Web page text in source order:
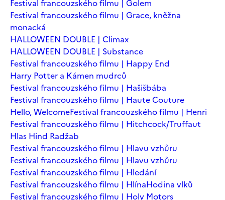
Festival francouzského filmu | Golem
Festival francouzského filmu | Grace, kněžna
monacká
HALLOWEEN DOUBLE | Climax
HALLOWEEN DOUBLE | Substance
Festival francouzského filmu | Happy End
Harry Potter a Kámen mudrců
Festival francouzského filmu | Hašišbába
Festival francouzského filmu | Haute Couture
Hello, WelcomeFestival francouzského filmu | Henri
Festival francouzského filmu | Hitchcock/Truffaut
Hlas Hind Radžab
Festival francouzského filmu | Hlavu vzhůru
Festival francouzského filmu | Hlavu vzhůru
Festival francouzského filmu | Hledání
Festival francouzského filmu | HlínaHodina vlků
Festival francouzského filmu | Holy Motors